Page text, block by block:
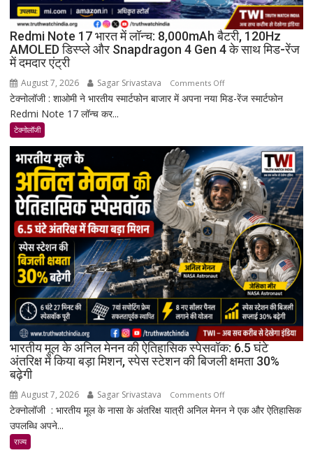
Redmi Note 17 भारत में लॉन्च: 8,000mAh बैटरी, 120Hz
AMOLED डिस्प्ले और Snapdragon 4 Gen 4 के साथ मिड-रेंज
में दमदार एंट्री
August 7, 2026 Sagar Srivastava Comments Offon
Redmi
में
लॉन्च:
8,000mAh
बैटरी,
120Hz
AMOLED
डिस्प्ले
और
Snapdragon
4
Gen
4
के
साथ
रेंज
टेक्नोलॉजी : शाओमी ने भारतीय स्मार्टफोन बाजार में अपना नया मिड-रेंज स्मार्टफोन
Redmi Note 17 लॉन्च कर...
टेक्नोलॉजी
भारतीय मूल के अनिल मेनन की ऐतिहासिक स्पेसवॉक: 6.5 घंटे
अंतरिक्ष में किया बड़ा मिशन, स्पेस स्टेशन की बिजली क्षमता 30%
बढ़ेगी
August 7, 2026 Sagar Srivastava Comments Offon
भारतीय
टेक्नोलॉजी : भारतीय मूल के नासा के अंतरिक्ष यात्री अनिल मेनन ने एक और ऐतिहासिक
उपलब्धि अपने...
राज्य